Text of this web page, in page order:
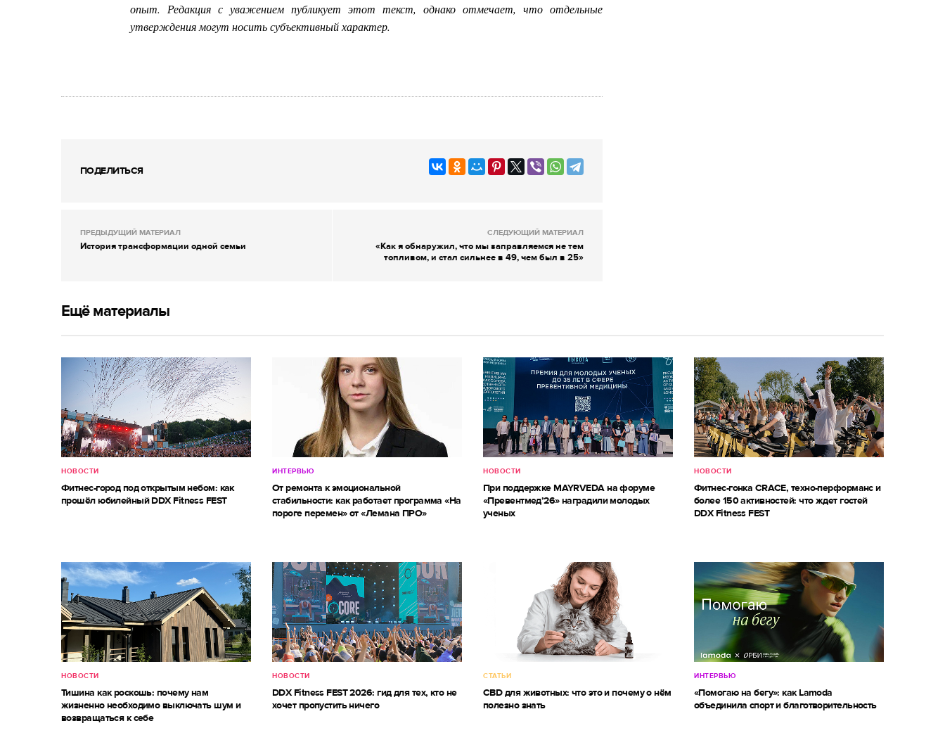
опыт. Редакция с уважением публикует этот текст, однако отмечает, что отдельные
утверждения могут носить субъективный характер.
ПОДЕЛИТЬСЯ
ПРЕДЫДУЩИЙ МАТЕРИАЛ
История трансформации одной семьи
СЛЕДУЮЩИЙ МАТЕРИАЛ
«Как я обнаружил, что мы заправляемся не тем
топливом, и стал сильнее в 49, чем был в 25»
Ещё материалы
НОВОСТИ
Фитнес-город под открытым небом: как
прошёл юбилейный DDX Fitness FEST
ИНТЕРВЬЮ
От ремонта к эмоциональной
стабильности: как работает программа «На
пороге перемен» от «Лемана ПРО»
НОВОСТИ
При поддержке MAYRVEDA на форуме
«Превентмед’26» наградили молодых
ученых
НОВОСТИ
Фитнес-гонка CRACE, техно-перформанс и
более 150 активностей: что ждет гостей
DDX Fitness FEST
НОВОСТИ
Тишина как роскошь: почему нам
жизненно необходимо выключать шум и
возвращаться к себе
НОВОСТИ
DDX Fitness FEST 2026: гид для тех, кто не
хочет пропустить ничего
СТАТЬИ
CBD для животных: что это и почему о нём
полезно знать
ИНТЕРВЬЮ
«Помогаю на бегу»: как Lamoda
объединила спорт и благотворительность